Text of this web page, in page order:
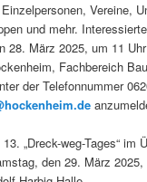
Vereine,
und mehr.
28. März 2025, um 11
Fachbereich
der Telefonnummer
„Dreck-weg-Tages“ im
den 29. März 2025,